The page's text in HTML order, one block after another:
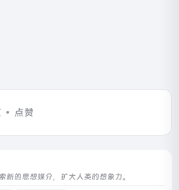
点赞
新的思想媒介，扩大人类的想象力。